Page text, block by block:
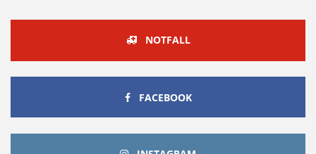
NOTFALL
FACEBOOKFACEBOOK